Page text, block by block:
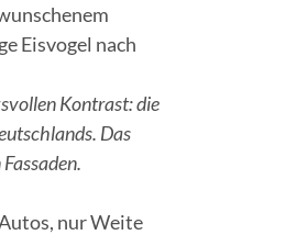
Eisvogel nach
Kontrast: die
Das
nur Weite